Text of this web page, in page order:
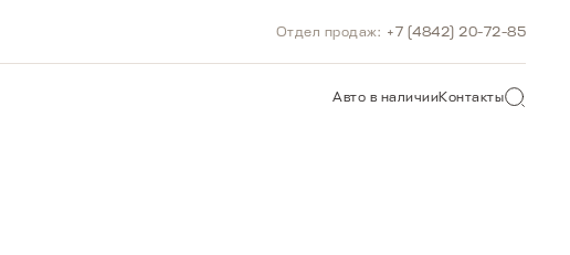
Авто в наличииКонтакты
Отдел продаж: +7 (4842) 20-72-85